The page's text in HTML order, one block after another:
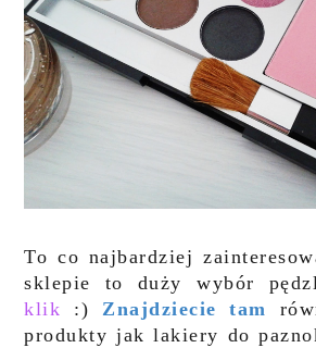
To co najbardziej
sklepie to duży wybór
klik :) Znajdziecie tam
produkty jak lakiery do